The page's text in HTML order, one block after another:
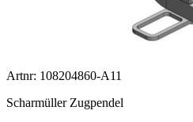
Artnr: 108204860-A11
Scharmüller Zugpendel